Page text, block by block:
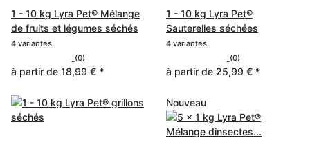
1 - 10 kg Lyra Pet® Mélange
de fruits et légumes séchés
4 variantes
(0)
à partir de 18,99 € *
1 - 10 kg Lyra Pet®
Sauterelles séchées
4 variantes
(0)
à partir de 25,99 € *
Nouveau